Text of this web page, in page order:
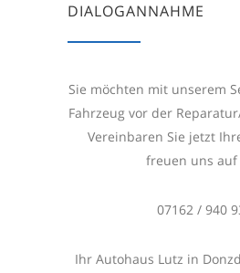
DIALOGANNAHME
Sie möchten mit unserem
Fahrzeug vor der
Vereinbaren Sie jetzt
freuen uns auf
07162 / 940
Ihr Autohaus Lutz in